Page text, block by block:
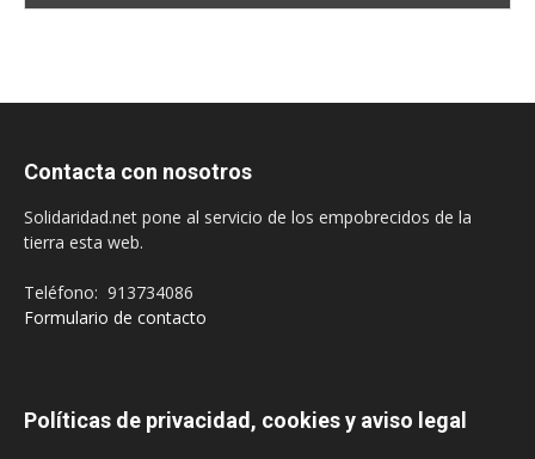
Contacta con nosotros
Solidaridad.net pone al servicio de los empobrecidos de la
tierra esta web.
Teléfono: 913734086
Formulario de contacto
Políticas de privacidad, cookies y aviso legal